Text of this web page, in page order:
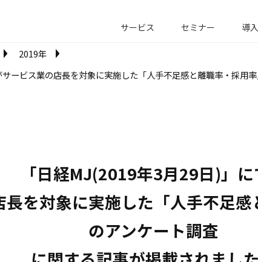
サービス セミナー 導
2019年
ービス業の店長を対象に実施した「人手不足感と離職率・採用
「日経MJ(2019年3月29日)」に
を対象に実施した「人手不足
のアンケート調査